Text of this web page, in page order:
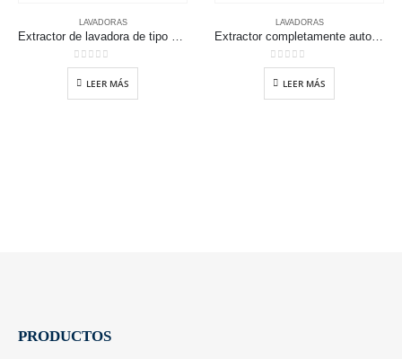
LAVADORAS
0out of 5
LEER MÁS
LAVADORAS
0out of 5
LEER MÁS
PRODUCTOS